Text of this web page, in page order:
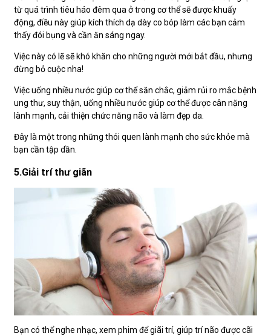
từ quá trình tiêu háo đêm qua ở trong cơ thể sẽ được khuấy
động, điều này giúp kích thích dạ dày co bóp làm các bạn cảm
thấy đói bụng và cần ăn sáng ngay.
Việc này có lẽ sẽ khó khăn cho những người mới bắt đầu, nhưng
đừng bỏ cuộc nha!
Việc uống nhiều nước giúp cơ thể săn chắc, giảm rủi ro mắc bệnh
ung thư, suy thận, uống nhiều nước giúp cơ thể được cân nặng
lành mạnh, cải thiện chức năng não và làm đẹp da.
Đây là một trong những thói quen lành mạnh cho sức khỏe mà
bạn cần tập dần.
5.Giải trí thư giãn
Bạn có thể nghe nhạc, xem phim để giãi trí, giúp trí não được cãi